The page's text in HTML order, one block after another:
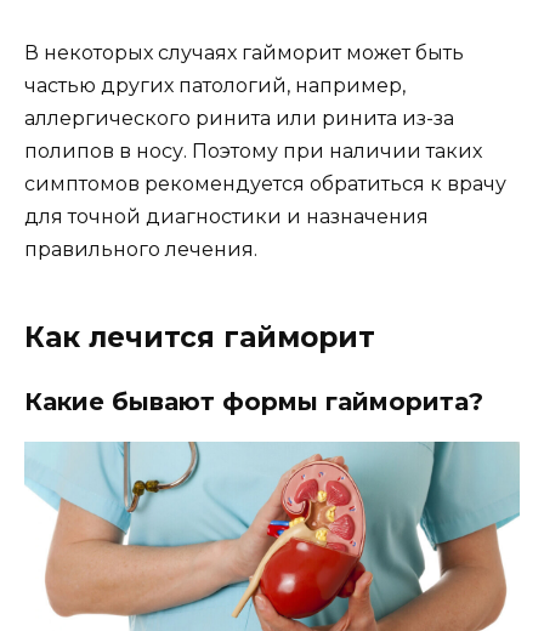
В некоторых случаях гайморит может быть
частью других патологий, например,
аллергического ринита или ринита из-за
полипов в носу. Поэтому при наличии таких
симптомов рекомендуется обратиться к врачу
для точной диагностики и назначения
правильного лечения.
Как лечится гайморит
Какие бывают формы гайморита?